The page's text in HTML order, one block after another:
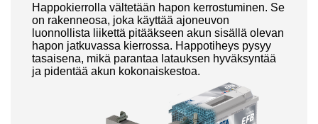
Happokierrolla vältetään hapon kerrostuminen. Se
on rakenneosa, joka käyttää ajoneuvon
luonnollista liikettä pitääkseen akun sisällä olevan
hapon jatkuvassa kierrossa. Happotiheys pysyy
tasaisena, mikä parantaa latauksen hyväksyntää
ja pidentää akun kokonaiskestoa.